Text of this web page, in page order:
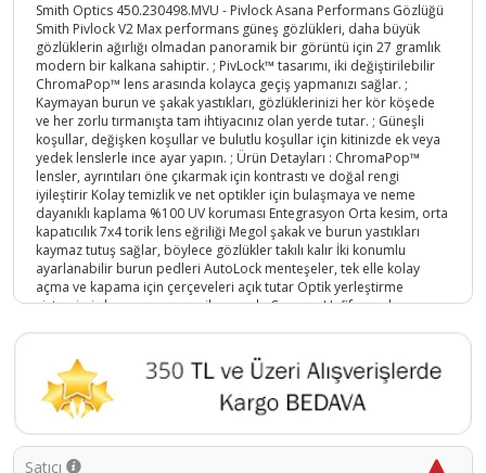
Smith Optics 450.230498.MVU - Pivlock Asana Performans Gözlüğü
Smith Pivlock V2 Max performans güneş gözlükleri, daha büyük
gözlüklerin ağırlığı olmadan panoramik bir görüntü için 27 gramlık
modern bir kalkana sahiptir. ; PivLock™ tasarımı, iki değiştirilebilir
ChromaPop™ lens arasında kolayca geçiş yapmanızı sağlar. ;
Kaymayan burun ve şakak yastıkları, gözlüklerinizi her kör köşede
ve her zorlu tırmanışta tam ihtiyacınız olan yerde tutar. ; Güneşli
koşullar, değişken koşullar ve bulutlu koşullar için kitinizde ek veya
yedek lenslerle ince ayar yapın. ; Ürün Detayları : ChromaPop™
lensler, ayrıntıları öne çıkarmak için kontrastı ve doğal rengi
iyileştirir Kolay temizlik ve net optikler için bulaşmaya ve neme
dayanıklı kaplama %100 UV koruması Entegrasyon Orta kesim, orta
kapatıcılık 7x4 torik lens eğriliği Megol şakak ve burun yastıkları
kaymaz tutuş sağlar, böylece gözlükler takılı kalır İki konumlu
ayarlanabilir burun pedleri AutoLock menteşeler, tek elle kolay
açma ve kapama için çerçeveleri açık tutar Optik yerleştirme
sistemimiz lens ara parçası ile uyumlu Çerçeve Hafif, esnek ve
lens , silme bezi ,Gözlük Koruma çantası;
Ürün Kodu :
5161-758636101355
Satıcı